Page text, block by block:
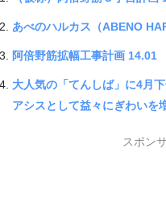
あべのハルカス（ABENO
阿倍野筋拡幅工事計画 14.01
大人気の「てんしば」に4月
アシスとして益々にぎわいを
スポン